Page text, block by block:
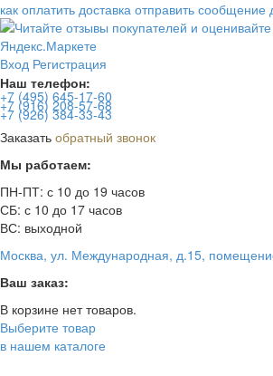
как оплатить доставка отправить сообщение
Вход Регистрация
Наш телефон:
+7 (495) 645-17-60
+7 (916) 208-57-68
+7 (926) 384-33-43
Заказать обратный звонок
Мы работаем:
ПН-ПТ: с 10 до 19 часов
СБ: с 10 до 17 часов
ВС: выходной
Москва, ул. Международная, д.15,
Ваш заказ:
В корзине нет товаров.
Выберите товар
в нашем каталоге